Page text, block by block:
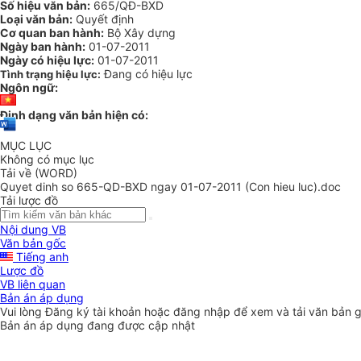
Số hiệu văn bản: 665/QĐ-BXD
Loại văn bản: Quyết định
Cơ quan ban hành: Bộ Xây dựng
Ngày ban hành: 01-07-2011
Ngày có hiệu lực: 01-07-2011
Tình trạng hiệu lực: Đang có hiệu lực
Ngôn ngữ:
Định dạng văn bản hiện có:
MỤC LỤC
Không có mục lục
Tải về (WORD)
Quyet dinh so 665-QD-BXD ngay 01-07-2011 (Con hieu luc).doc
Tải lược đồ
Nội dung VB
Văn bản gốc
Tiếng anh
Lược đồ
VB liên quan
Bản án áp dụng
Vui lòngĐăng ký tài khoản hoặc đăng nhập để xem và tải văn bản
Bản án áp dụng đang được cập nhật